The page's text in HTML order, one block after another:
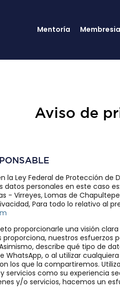
Mentoría
Aviso de
Ley Federal de Protección de
personales en este caso es:
- Virreyes, Lomas de
Para todo lo relativo al
proporcionarle una visión
proporciona, nuestros
describe qué tipo de
WhatsApp, o al utilizar
los que la compartiremos.
como su experiencia
y/o servicios, hacemos un